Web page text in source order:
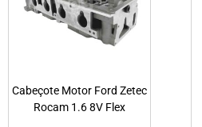
Cabeçote Motor Ford Zetec
Rocam 1.6 8V Flex